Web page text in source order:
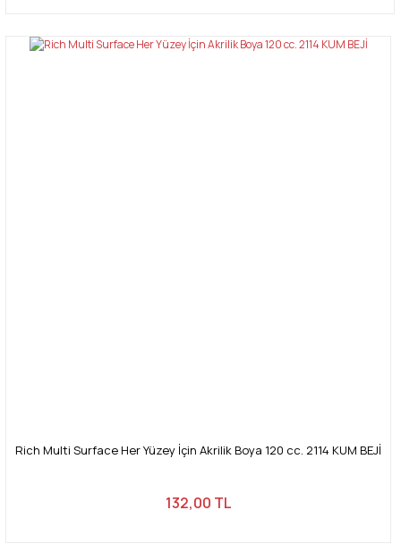
Rich Multi Surface Her Yüzey İçin Akrilik Boya 120 cc. 2114 KUM BEJİ
132,00 TL